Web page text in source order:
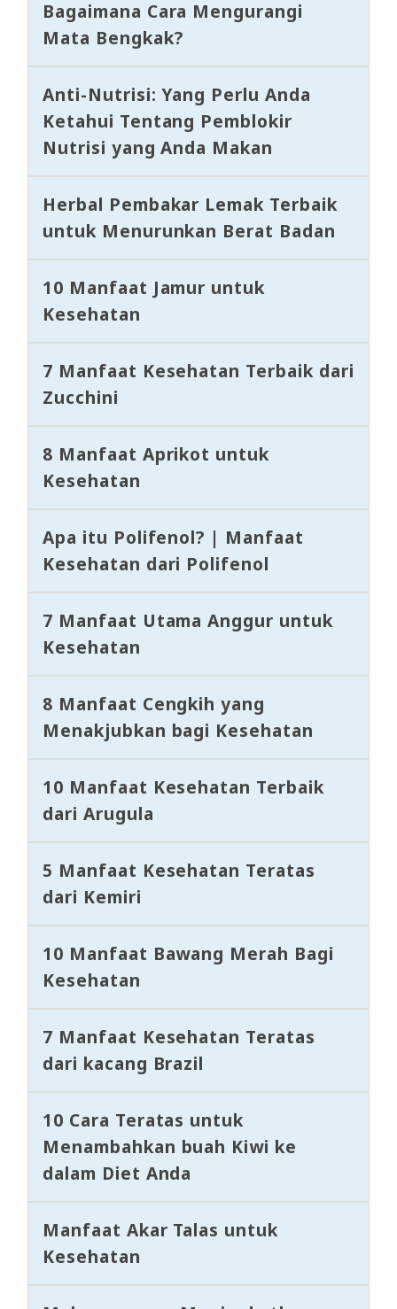
Bagaimana Cara Mengurangi
Mata Bengkak?
Anti-Nutrisi: Yang Perlu Anda
Ketahui Tentang Pemblokir
Nutrisi yang Anda Makan
Herbal Pembakar Lemak Terbaik
untuk Menurunkan Berat Badan
10 Manfaat Jamur untuk
Kesehatan
7 Manfaat Kesehatan Terbaik dari
Zucchini
8 Manfaat Aprikot untuk
Kesehatan
Apa itu Polifenol? | Manfaat
Kesehatan dari Polifenol
7 Manfaat Utama Anggur untuk
Kesehatan
8 Manfaat Cengkih yang
Menakjubkan bagi Kesehatan
10 Manfaat Kesehatan Terbaik
dari Arugula
5 Manfaat Kesehatan Teratas
dari Kemiri
10 Manfaat Bawang Merah Bagi
Kesehatan
7 Manfaat Kesehatan Teratas
dari kacang Brazil
10 Cara Teratas untuk
Menambahkan buah Kiwi ke
dalam Diet Anda
Manfaat Akar Talas untuk
Kesehatan